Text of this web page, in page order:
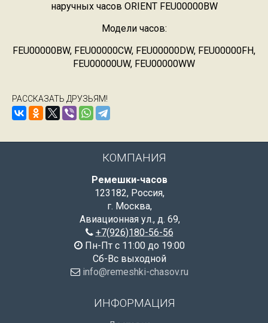
наручных часов ORIENT FEU00000BW
Модели часов:
FEU00000BW, FEU00000CW, FEU00000DW, FEU00000FH,
FEU00000UW, FEU00000WW
РАССКАЗАТЬ ДРУЗЬЯМ!
КОМПАНИЯ
Ремешки-часов
123182, Россия,
г. Москва,
Авиационная ул., д. 69,
+7(926)180-56-56
Пн-Пт с 11:00 до 19:00
Сб-Вс выходной
info@remeshki-chasov.ru
ИНФОРМАЦИЯ